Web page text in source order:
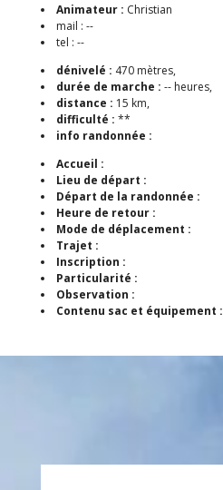
Télécharger ICS
Animateur : Christian
mail : --
tel : --
dénivelé : 470 mètres,
durée de marche : -- heures,
distance : 15 km,
difficulté : **
info randonnée :
Accueil :
Lieu de départ :
Départ de la randonnée :
Heure de retour :
Mode de déplacement :
Trajet :
Inscription :
Particularité :
Observation :
Contenu sac et équipement :